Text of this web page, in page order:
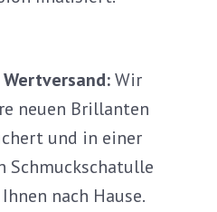
Wir
neuen Brillanten
und in einer
Schmuckschatulle
nach Hause.